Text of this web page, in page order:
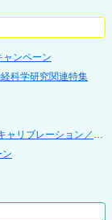
ンペーン
科学研究関連特集
点検サービス キャンペーン